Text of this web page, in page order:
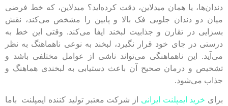
دندان‌ها، یا همان میدلاین، دقت کرده‌اید؟ میدلاین، که خط فرضی
میان دو دندان جلویی فک بالا و پایین را مشخص می‌کند، نقش
بسزایی در تقارن و جذابیت لبخند ایفا می‌کند. وقتی این خط به
درستی در جای خود قرار نگیرد، لبخند به نوعی ناهماهنگ به نظر
می‌آید. این ناهماهنگی می‌تواند ناشی از عوامل مختلفی باشد و
تشخیص و درمان صحیح آن باعث دستیابی به لبخندی هماهنگ و
جذاب می‌شود.
برای خرید ایمپلنت ایرانی از شرکت معتبر تولید کننده ایمپلنت باما